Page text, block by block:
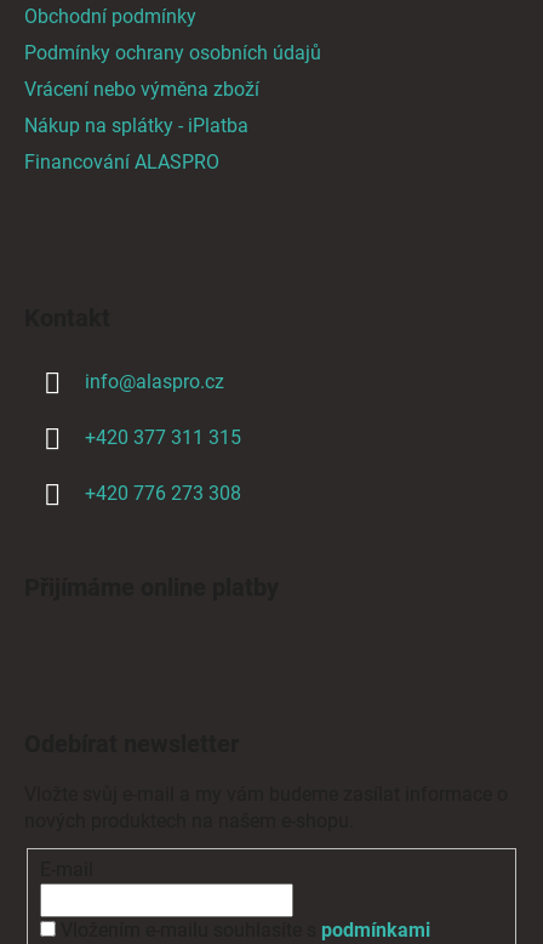
Obchodní podmínky
Podmínky ochrany osobních údajů
Vrácení nebo výměna zboží
Nákup na splátky - iPlatba
Financování ALASPRO
info@alaspro.cz
+420 377 311 315
+420 776 273 308
podmínkami